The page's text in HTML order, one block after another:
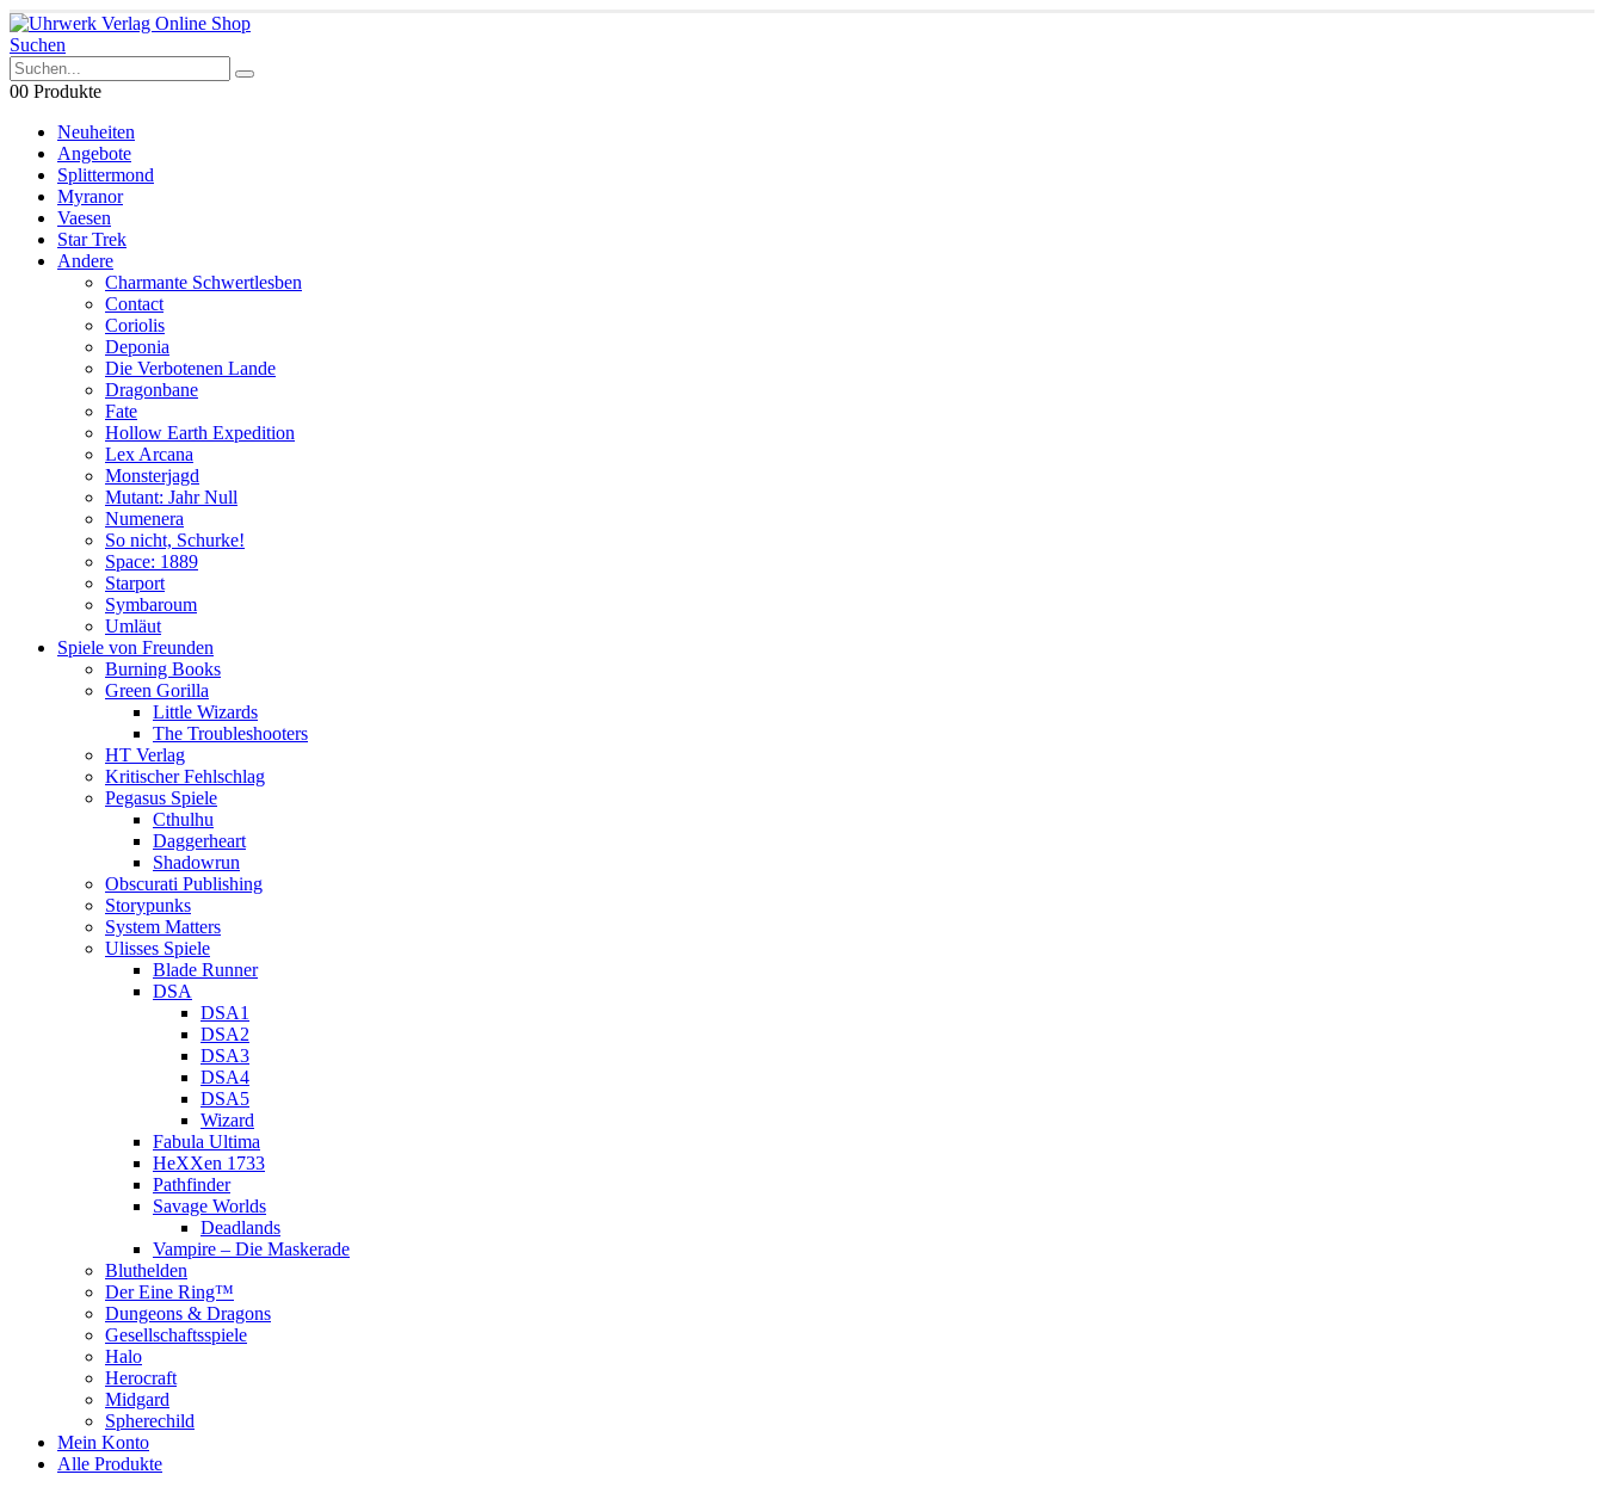
Suchen
00 Produkte
Neuheiten
Angebote
Splittermond
Myranor
Vaesen
Star Trek
Andere
Charmante Schwertlesben
Contact
Coriolis
Deponia
Die Verbotenen Lande
Dragonbane
Fate
Hollow Earth Expedition
Lex Arcana
Monsterjagd
Mutant: Jahr Null
Numenera
So nicht, Schurke!
Space: 1889
Starport
Symbaroum
Umläut
Spiele von Freunden
Burning Books
Green Gorilla
Little Wizards
The Troubleshooters
HT Verlag
Kritischer Fehlschlag
Pegasus Spiele
Cthulhu
Daggerheart
Shadowrun
Obscurati Publishing
Storypunks
System Matters
Ulisses Spiele
Blade Runner
DSA
DSA1
DSA2
DSA3
DSA4
DSA5
Wizard
Fabula Ultima
HeXXen 1733
Pathfinder
Savage Worlds
Deadlands
Vampire – Die Maskerade
Bluthelden
Der Eine Ring™
Dungeons & Dragons
Gesellschaftsspiele
Halo
Herocraft
Midgard
Spherechild
Mein Konto
Alle Produkte